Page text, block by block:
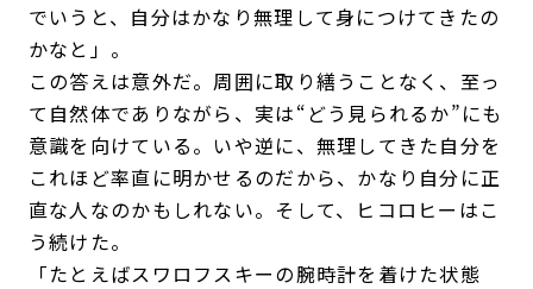
でいうと、自分はかなり無理して身につけてきたの
かなと」。
この答えは意外だ。周囲に取り繕うことなく、至っ
て自然体でありながら、実は“どう見られるか”にも
意識を向けている。いや逆に、無理してきた自分を
これほど率直に明かせるのだから、かなり自分に正
直な人なのかもしれない。そして、ヒコロヒーはこ
う続けた。
「たとえばスワロフスキーの腕時計を着けた状態